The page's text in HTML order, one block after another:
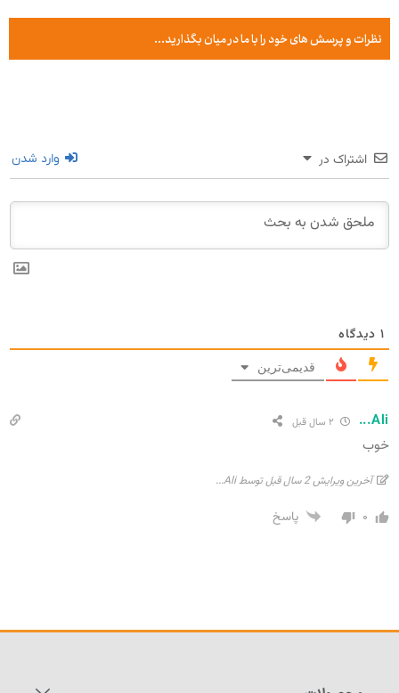
نظرات و پرسش های خود را با ما در میان بگذارید...
اشتراک در وارد شدن
۱ دیدگاه
قدیمی‌ترین
Ali...
خوب
آخرین ویرایش 2 سال قبل توسط Ali...
۰ پاسخ